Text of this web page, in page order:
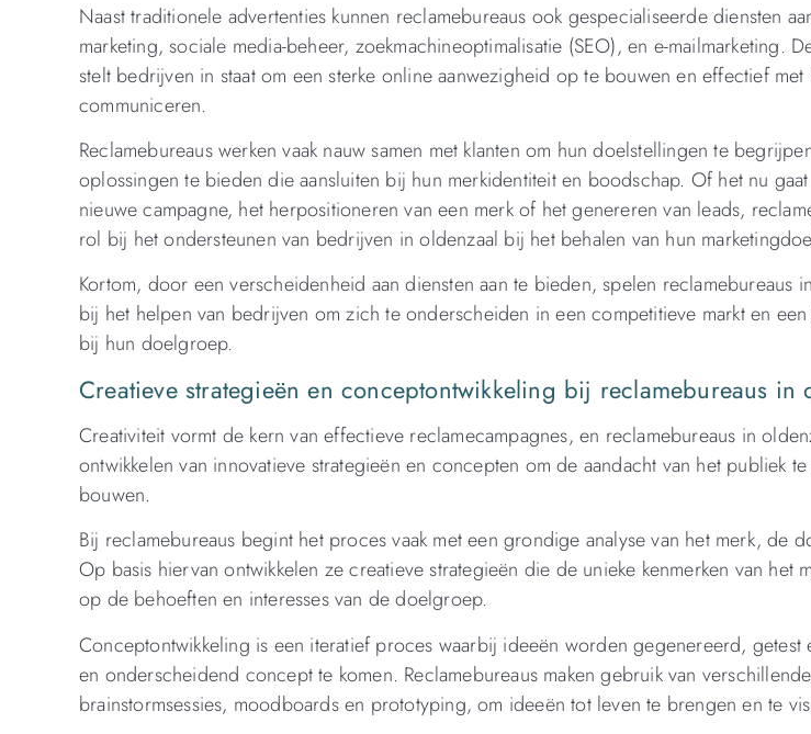
Naast traditionele advertenties kunnen reclamebureaus ook gespecialiseerde diensten
marketing, sociale media-beheer, zoekmachineoptimalisatie (SEO), en e-mailmarketing.
stelt bedrijven in staat om een ​​sterke online aanwezigheid op te bouwen en effectief
communiceren.
Reclamebureaus werken vaak nauw samen met klanten om hun doelstellingen te
oplossingen te bieden die aansluiten bij hun merkidentiteit en boodschap. Of het nu
nieuwe campagne, het herpositioneren van een merk of het genereren van leads,
rol bij het ondersteunen van bedrijven in oldenzaal bij het behalen van hun
Kortom, door een verscheidenheid aan diensten aan te bieden, spelen reclamebureaus
bij het helpen van bedrijven om zich te onderscheiden in een competitieve markt en
bij hun doelgroep.
Creatieve strategieën en conceptontwikkeling bij reclamebureaus in
Creativiteit vormt de kern van effectieve reclamecampagnes, en reclamebureaus in
ontwikkelen van innovatieve strategieën en concepten om de aandacht van het publiek
bouwen.
Bij reclamebureaus begint het proces vaak met een grondige analyse van het merk, de
Op basis hiervan ontwikkelen ze creatieve strategieën die de unieke kenmerken van het
op de behoeften en interesses van de doelgroep.
Conceptontwikkeling is een iteratief proces waarbij ideeën worden gegenereerd,
en onderscheidend concept te komen. Reclamebureaus maken gebruik van
brainstormsessies, moodboards en prototyping, om ideeën tot leven te brengen en te